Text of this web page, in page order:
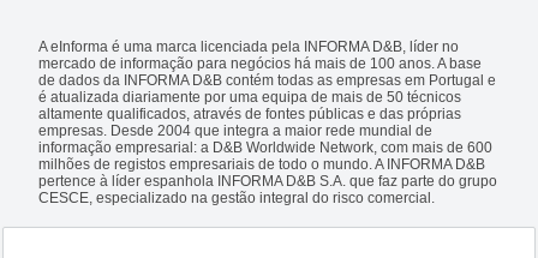
A eInforma é uma marca licenciada pela INFORMA D&B, líder no
mercado de informação para negócios há mais de 100 anos. A base
de dados da INFORMA D&B contém todas as empresas em Portugal e
é atualizada diariamente por uma equipa de mais de 50 técnicos
altamente qualificados, através de fontes públicas e das próprias
empresas. Desde 2004 que integra a maior rede mundial de
informação empresarial: a D&B Worldwide Network, com mais de 600
milhões de registos empresariais de todo o mundo. A INFORMA D&B
pertence à líder espanhola INFORMA D&B S.A. que faz parte do grupo
CESCE, especializado na gestão integral do risco comercial.